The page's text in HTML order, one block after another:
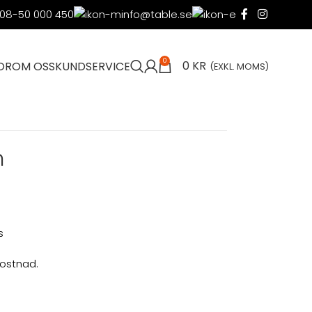
08-50 000 450 info@table.se
OM OSSKUNDSERVICE 0 0 KR (EXKL. MOMS)